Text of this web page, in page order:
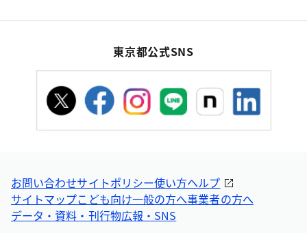
東京都公式SNS
お問い合わせサイトポリシー使い方ヘルプ
サイトマップこども向け一般の方へ事業者の方へ
データ・資料・刊行物広報・SNS